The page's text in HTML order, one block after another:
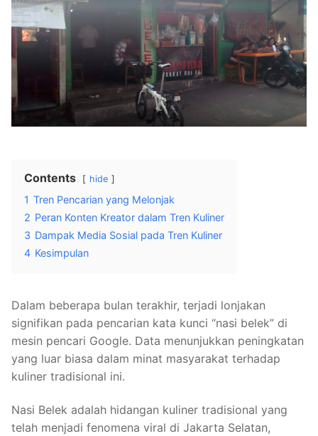
Contents hide
1 Tren Pencarian yang Melonjak
2 Peran Konten Kreator dalam Tren Kuliner
3 Dampak Media Sosial pada Tren Kuliner
4 Kesimpulan
Dalam beberapa bulan terakhir, terjadi lonjakan
signifikan pada pencarian kata kunci “nasi belek” di
mesin pencari Google. Data menunjukkan peningkatan
yang luar biasa dalam minat masyarakat terhadap
kuliner tradisional ini.
Nasi Belek adalah hidangan kuliner tradisional yang
telah menjadi fenomena viral di Jakarta Selatan,